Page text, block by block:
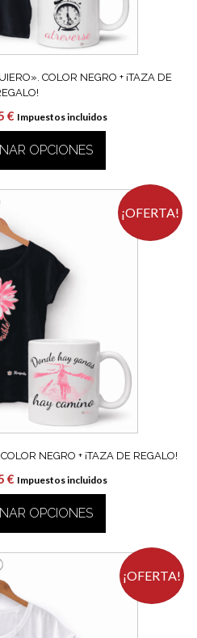
página
producto
COLOR NEGRO + ¡TAZA DE
€.
€El
precio
actual
es:
19,95 €.
Impuestos incluidos
OPCIONES
producto
variantes.
se
pueden
página
de
producto
¡OFERTA!
NEGRO + ¡TAZA DE REGALO!
€.
€El
precio
actual
es:
19,95 €.
Impuestos incluidos
OPCIONES
producto
múltiples
variantes.
¡OFERTA!